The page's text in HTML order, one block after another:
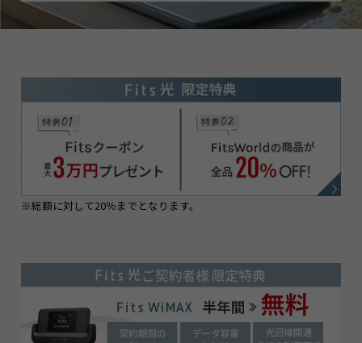
※総額に対して20％までとなります。